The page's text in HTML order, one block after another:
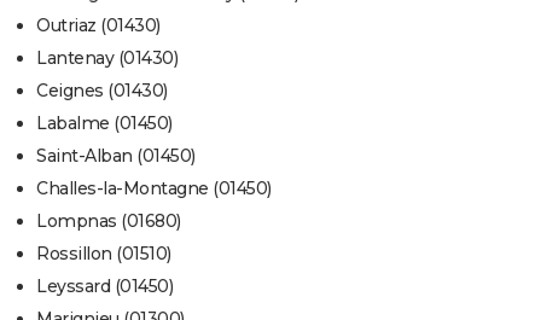
Outriaz (01430)
Lantenay (01430)
Ceignes (01430)
Labalme (01450)
Saint-Alban (01450)
Challes-la-Montagne (01450)
Lompnas (01680)
Rossillon (01510)
Leyssard (01450)